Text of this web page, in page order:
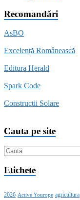
Recomandări
AsBO
Excelență Românească
Editura Herald
Spark Code
Constructii Solare
Cauta pe site
Etichete
2026 Active Yourope agricultura